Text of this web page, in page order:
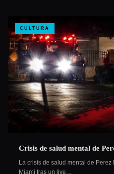
CULTURA
Crisis de salud mental de
La crisis de salud mental de
Miami tras un live…